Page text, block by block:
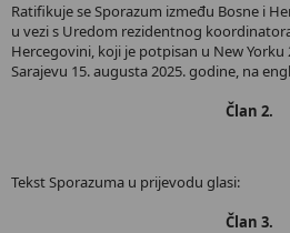
Ratifikujе se Sporazum između Bosne i
u vezi s Uredom rezidentnog
Hercegovini, koji je potpisan u New Yorku
Sarajevu 15. augusta 2025. godine, na
Član 2.
Tekst Sporazuma u prijevodu glasi:
Član 3.